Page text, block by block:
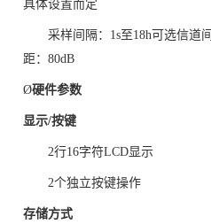
具体设置而定
采样间隔： 1s至18h可选信道间
距： 80dB
Ø硬件参数
显示/按键
2行16字符LCD显示
2个独立按键操作
存储方式